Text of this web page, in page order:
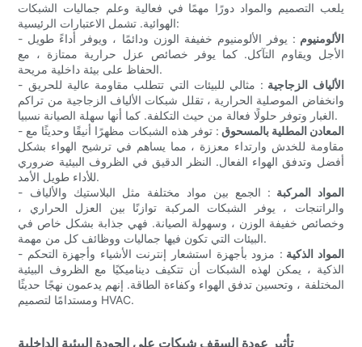
يلعب التصميم والمواد دورًا مهمًا في فعالية وعلم جماليات الشبكات
الهوائية. تشمل الاعتبارات الرئيسية:
-
الألومنيوم : يوفر الألومنيوم خفيفة الوزن ودائمًا ، ويوفر أداءً طويل
الأجل ويقاوم التآكل. كما يوفر خصائص عزل حرارية ممتازة ، مع
الحفاظ على بيئة داخلية مريحة.
-
الألياف الزجاجية : مثالي للبيئات التي تتطلب مقاومة عالية للحريق
وانخفاض الموصلية الحرارية ، تقلل شبكات الألياف الزجاجية من تراكم
الغبار وتوفر حلولًا فعالة من حيث التكلفة. كما أنها سهلة الصيانة نسبيا.
-
المعادن المطلية بالمسحوق : توفر هذه الشبكات مظهرًا أنيقًا وحديثًا مع
مقاومة للخدش وارتداء معززة ، مما يساهم في ترشيح الهواء بشكل
أفضل وتدفق الهواء الفعال. النظر الدقيق في الظروف البيئية ضروري
للأداء طويل الأمد.
-
المواد المركبة : الجمع بين مواد مختلفة مثل البلاستيك والألياف
والراتنجات ، يوفر الشبكات المركبة توازنًا بين العزل الحراري ،
وخصائص خفيفة الوزن ، وسهولة الصيانة. فهي جذابة بشكل خاص في
البيئات التي تكون فيها جماليات ووظائف كل من مهمة.
-
المواد الذكية : مزود بأجهزة استشعار إنترنت الأشياء وأجهزة التحكم
الذكية ، يمكن لهذه الشبكات أن تتكيف ديناميكيًا مع الظروف البيئية
المختلفة ، وتحسين تدفق الهواء وكفاءة الطاقة. إنهم يدعمون نهجًا حديثًا
ومستدامًا لتصميم HVAC.
تأثير عودة السقف شبكات على الجودة البيئية الداخلية